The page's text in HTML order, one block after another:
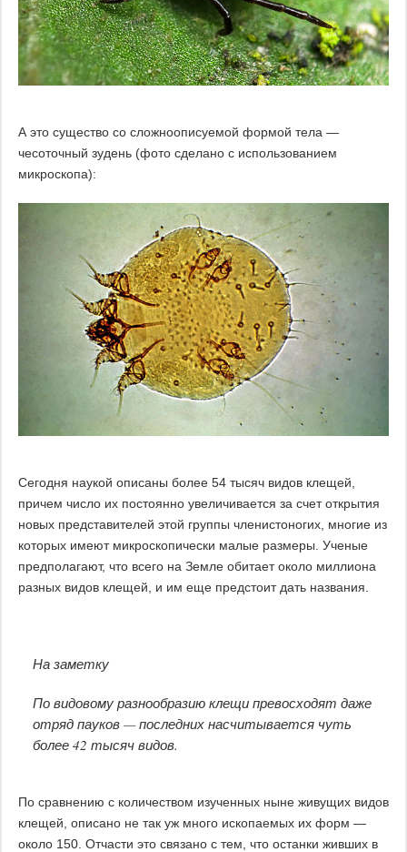
А это существо со сложноописуемой формой тела —
чесоточный зудень (фото сделано с использованием
микроскопа):
Сегодня наукой описаны более 54 тысяч видов клещей,
причем число их постоянно увеличивается за счет открытия
новых представителей этой группы членистоногих, многие из
которых имеют микроскопически малые размеры. Ученые
предполагают, что всего на Земле обитает около миллиона
разных видов клещей, и им еще предстоит дать названия.
На заметку
По видовому разнообразию клещи превосходят даже
отряд пауков — последних насчитывается чуть
более 42 тысяч видов.
По сравнению с количеством изученных ныне живущих видов
клещей, описано не так уж много ископаемых их форм —
около 150. Отчасти это связано с тем, что останки живших в